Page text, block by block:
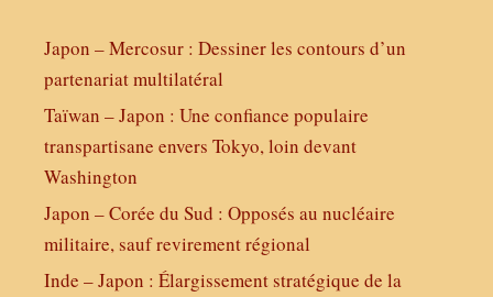
Japon – Mercosur : Dessiner les contours d’un
partenariat multilatéral
Taïwan – Japon : Une confiance populaire
transpartisane envers Tokyo, loin devant
Washington
Japon – Corée du Sud : Opposés au nucléaire
militaire, sauf revirement régional
Inde – Japon : Élargissement stratégique de la